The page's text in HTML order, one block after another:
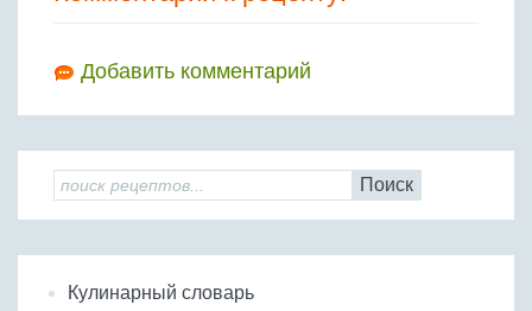
Добавить комментарий
Поиск
Кулинарный словарь